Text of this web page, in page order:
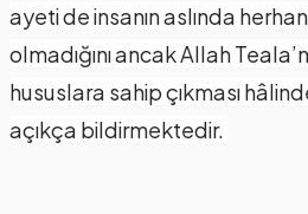
ayeti de insanın aslında
olmadığını ancak Allah
hususlara sahip çıkması
açıkça bildirmektedir.